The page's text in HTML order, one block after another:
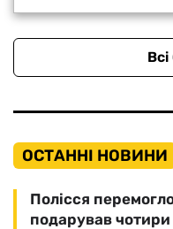
ОСТАННІ НОВИНИ
Полісся
подарував чотири